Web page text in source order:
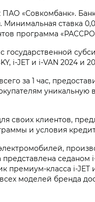
«Совкомбанк».
ставка
программа
i‑JET и i‑VAN 2024 и
за 1 час,
своих клиентов,
и условия
премиум-класса
моделей бренда